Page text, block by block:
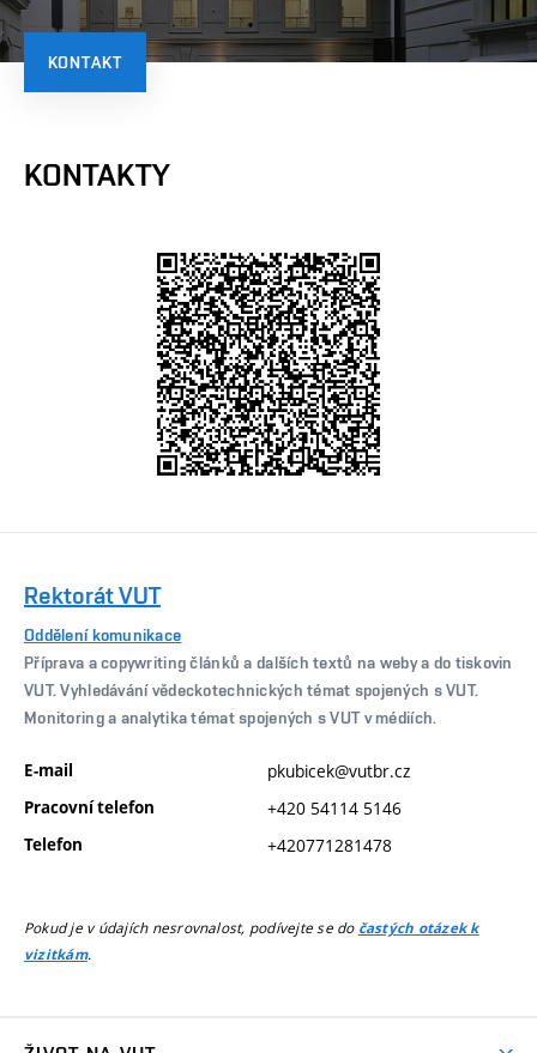
KONTAKT
KONTAKTY
Rektorát VUT
Oddělení komunikace
Příprava a copywriting článků a dalších textů na weby a do tiskovin
VUT. Vyhledávání vědeckotechnických témat spojených s VUT.
Monitoring a analytika témat spojených s VUT v médiích.
E-mail pkubicek@vutbr.cz
Pracovní telefon +420 54114 5146
Telefon +420771281478
Pokud je v údajích nesrovnalost, podívejte se do častých otázek k
vizitkám.